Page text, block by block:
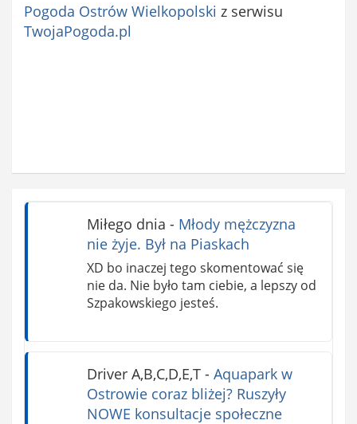
Pogoda Ostrów Wielkopolski z serwisu
TwojaPogoda.pl
Miłego dnia - Młody mężczyzna
nie żyje. Był na Piaskach
XD bo inaczej tego skomentować się
nie da. Nie było tam ciebie, a lepszy od
Szpakowskiego jesteś.
Driver A,B,C,D,E,T- Aquapark w
Ostrowie coraz bliżej? Ruszyły
NOWE konsultacje społeczne